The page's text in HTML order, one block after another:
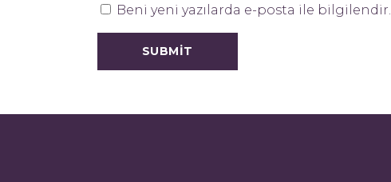
Beni yeni yazılarda e-posta ile bilgilendir.